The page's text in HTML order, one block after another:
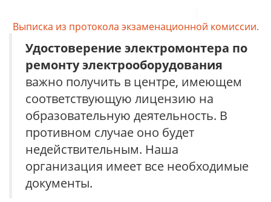
Выписка из протокола экзаменационной комиссии.
Удостоверение электромонтера по
ремонту электрооборудования
важно получить в центре, имеющем
соответствующую лицензию на
образовательную деятельность. В
противном случае оно будет
недействительным. Наша
организация имеет все необходимые
документы.